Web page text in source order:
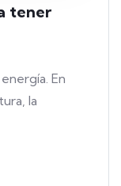
tener
En
la